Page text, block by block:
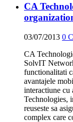
CA
03/07/2013 0
CA
SolvIT
functionalitati
avantajele
interactiune
Technologies,
reuseste sa
complex care